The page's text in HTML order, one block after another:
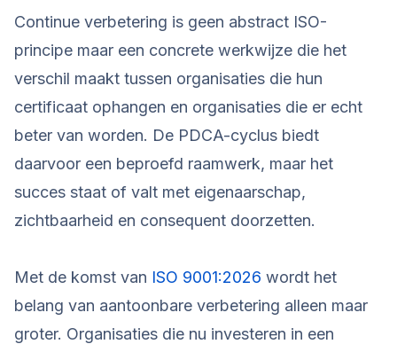
Continue verbetering is geen abstract ISO-
principe maar een concrete werkwijze die het
verschil maakt tussen organisaties die hun
certificaat ophangen en organisaties die er echt
beter van worden. De PDCA-cyclus biedt
daarvoor een beproefd raamwerk, maar het
succes staat of valt met eigenaarschap,
zichtbaarheid en consequent doorzetten.
Met de komst van ISO 9001:2026 wordt het
belang van aantoonbare verbetering alleen maar
groter. Organisaties die nu investeren in een